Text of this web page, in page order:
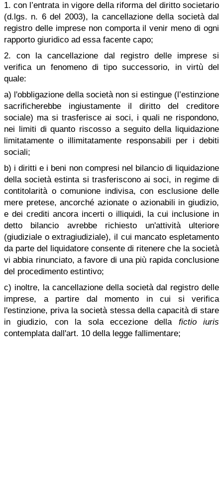
1. con l’entrata in vigore della riforma del diritto societario
(d.lgs. n. 6 del 2003), la cancellazione della società dal
registro delle imprese non comporta il venir meno di ogni
rapporto giuridico ad essa facente capo;
2. con la cancellazione dal registro delle imprese si
verifica un fenomeno di tipo successorio, in virtù del
quale:
a) l'obbligazione della società non si estingue (l’estinzione
sacrificherebbe ingiustamente il diritto del creditore
sociale) ma si trasferisce ai soci, i quali ne rispondono,
nei limiti di quanto riscosso a seguito della liquidazione
limitatamente o illimitatamente responsabili per i debiti
sociali;
b) i diritti e i beni non compresi nel bilancio di liquidazione
della società estinta si trasferiscono ai soci, in regime di
contitolarità o comunione indivisa, con esclusione delle
mere pretese, ancorché azionate o azionabili in giudizio,
e dei crediti ancora incerti o illiquidi, la cui inclusione in
detto bilancio avrebbe richiesto un'attività ulteriore
(giudiziale o extragiudiziale), il cui mancato espletamento
da parte del liquidatore consente di ritenere che la società
vi abbia rinunciato, a favore di una più rapida conclusione
del procedimento estintivo;
c) inoltre, la cancellazione della società dal registro delle
imprese, a partire dal momento in cui si verifica
l'estinzione, priva la società stessa della capacità di stare
in giudizio, con la sola eccezione della fictio iuris
contemplata dall'art. 10 della legge fallimentare;